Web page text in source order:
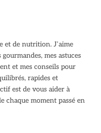
et de nutrition. J’aime
mes astuces
et mes conseils pour
rapides et
est de vous aider à
chaque moment passé en